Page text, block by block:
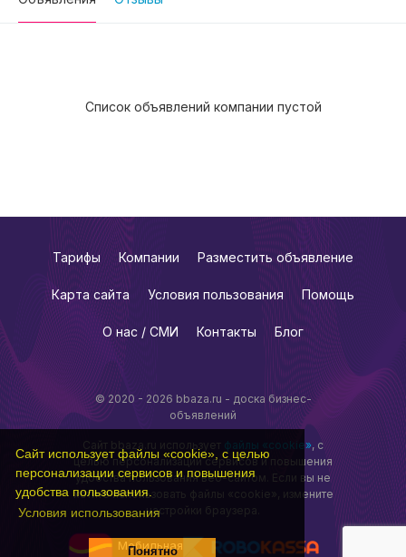
Сайт использует файлы «cookie», с целью
персонализации сервисов и повышения
удобства пользования.
Условия использования
Понятно
Список объявлений компании пустой
© 2020 - 2026 bbaza.ru - доска бизнес-
объявлений
Сайт bbaza.ru использует файлы «cookie», с
целью персонализации сервисов и повышения
удобства пользования веб-сайтом. Если вы не
хотите использовать файлы «cookie», измените
настройки браузера.
Мобильная
Тарифы Компании Разместить объявление
Карта сайта Условия пользования Помощь
О нас / СМИ Контакты Блог